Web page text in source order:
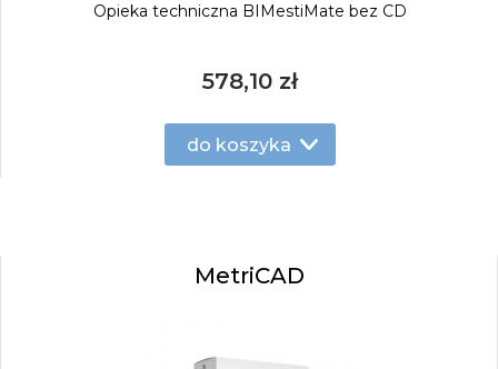
Opieka techniczna BIMestiMate bez CD
578,10 zł
do koszyka
MetriCAD